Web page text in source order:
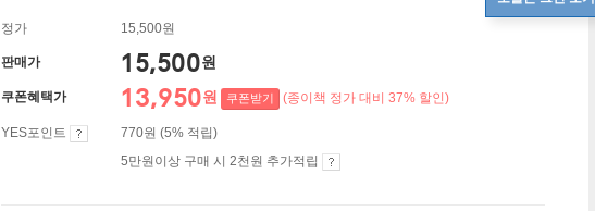
정가 15,500원
판매가 15,500원
쿠폰혜택가 13,950원 쿠폰받기 (종이책 정가 대비 37% 할인)
YES포인트
770원 (5% 적립)
5만원이상 구매 시 2천원 추가적립